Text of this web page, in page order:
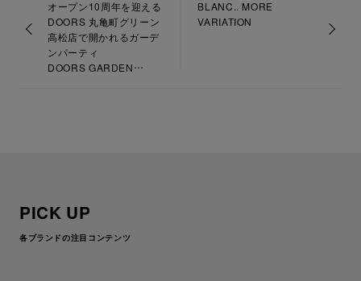
オープン10周年を迎える
DOORS 丸亀町グリーン
高松店で開かれるガーデ
ンパーティ
DOORS GARDEN
BLANC.. MORE
VARIATION
PICK UP
各ブランドの注目コンテンツ